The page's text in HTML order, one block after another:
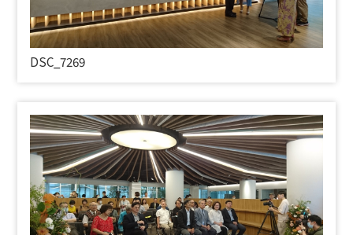
DSC_7269